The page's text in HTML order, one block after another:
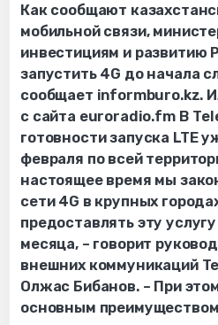
Как сообщают
мобильной связи,
инвестициям и развитию
запустить 4G до начала
сообщает informburo.kz.
с сайта euroradio.fm В
готовности запуска LTE
февраля по всей
настоящее время мы
сети 4G в крупных
предоставлять эту
месяца, – говорит
внешних коммуникаций
Олжас Бибанов. – При
основным